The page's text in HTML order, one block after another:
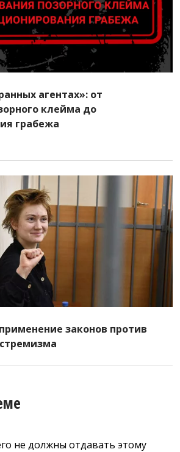
агентах»: от
клейма до
грабежа
законов против
не должны отдавать этому